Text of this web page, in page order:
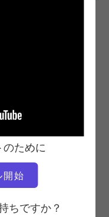
のために
開始
ちですか？